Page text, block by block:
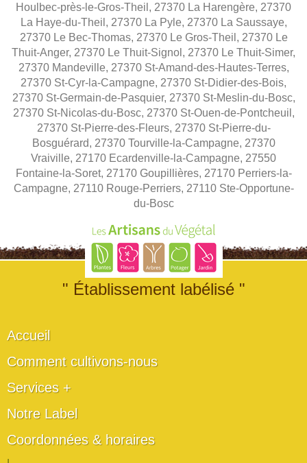
Houlbec-près-le-Gros-Theil, 27370 La Harengère, 27370
La Haye-du-Theil, 27370 La Pyle, 27370 La Saussaye,
27370 Le Bec-Thomas, 27370 Le Gros-Theil, 27370 Le
Thuit-Anger, 27370 Le Thuit-Signol, 27370 Le Thuit-Simer,
27370 Mandeville, 27370 St-Amand-des-Hautes-Terres,
27370 St-Cyr-la-Campagne, 27370 St-Didier-des-Bois,
27370 St-Germain-de-Pasquier, 27370 St-Meslin-du-Bosc,
27370 St-Nicolas-du-Bosc, 27370 St-Ouen-de-Pontcheuil,
27370 St-Pierre-des-Fleurs, 27370 St-Pierre-du-
Bosguérard, 27370 Tourville-la-Campagne, 27370
Vraiville, 27170 Ecardenville-la-Campagne, 27550
Fontaine-la-Soret, 27170 Goupillières, 27170 Perriers-la-
Campagne, 27110 Rouge-Perriers, 27110 Ste-Opportune-
du-Bosc
" Établissement labélisé "
Accueil
Comment cultivons-nous
Services +
Notre Label
Coordonnées & horaires